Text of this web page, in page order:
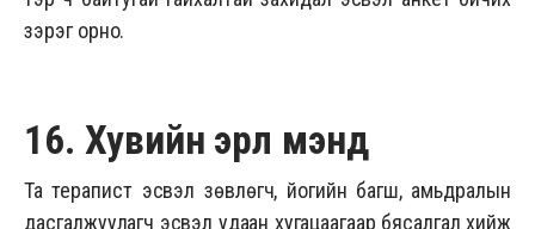
зэрэг орно.
16. Хувийн эрүүл мэнд
Та терапист эсвэл зөвлөгч, йогийн багш, амьдралын
дасгалжуулагч эсвэл удаан хугацаагаар бясалгал хийж